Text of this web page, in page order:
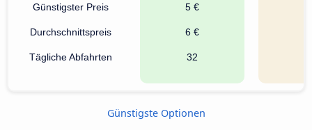
Günstigster Preis
Durchschnittspreis
Tägliche Abfahrten
5 €
6 €
32
Günstigste Optionen